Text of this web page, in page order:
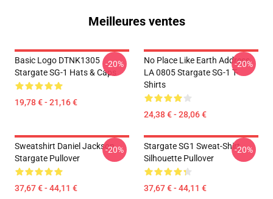
Meilleures ventes
Basic Logo DTNK1305
Stargate SG-1 Hats & Caps
19,78 € - 21,16 €
-20%
No Place Like Earth Address
LA 0805 Stargate SG-1 T-
Shirts
24,38 € - 28,06 €
-20%
Sweatshirt Daniel Jackson
Stargate Pullover
37,67 € - 44,11 €
-20%
Stargate SG1 Sweat-Shirt
Silhouette Pullover
37,67 € - 44,11 €
-20%